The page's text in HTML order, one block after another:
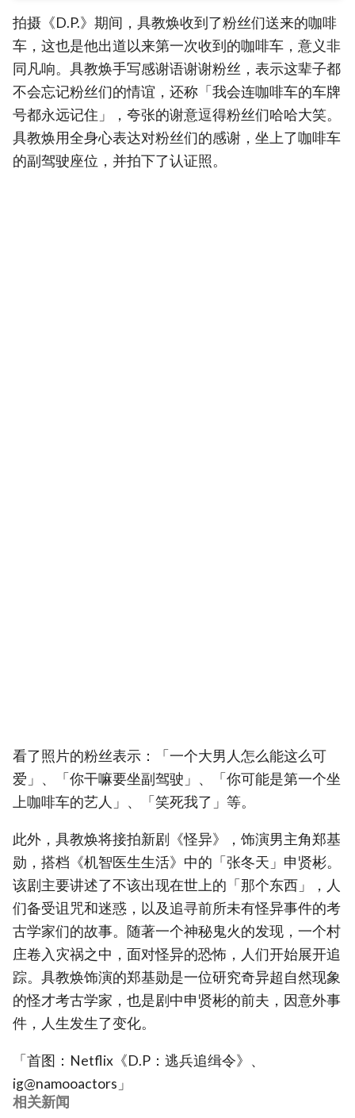
拍摄《D.P.》期间，具教焕收到了粉丝们送来的咖啡
车，这也是他出道以来第一次收到的咖啡车，意义非
同凡响。具教焕手写感谢语谢谢粉丝，表示这辈子都
不会忘记粉丝们的情谊，还称「我会连咖啡车的车牌
号都永远记住」，夸张的谢意逗得粉丝们哈哈大笑。
具教焕用全身心表达对粉丝们的感谢，坐上了咖啡车
的副驾驶座位，并拍下了认证照。
看了照片的粉丝表示：「一个大男人怎么能这么可
爱」、「你干嘛要坐副驾驶」、「你可能是第一个坐
上咖啡车的艺人」、「笑死我了」等。
此外，具教焕将接拍新剧《怪异》，饰演男主角郑基
勋，搭档《机智医生生活》中的「张冬天」申贤彬。
该剧主要讲述了不该出现在世上的「那个东西」，人
们备受诅咒和迷惑，以及追寻前所未有怪异事件的考
古学家们的故事。随著一个神秘鬼火的发现，一个村
庄卷入灾祸之中，面对怪异的恐怖，人们开始展开追
踪。具教焕饰演的郑基勋是一位研究奇异超自然现象
的怪才考古学家，也是剧中申贤彬的前夫，因意外事
件，人生发生了变化。
「首图：Netflix《D.P：逃兵追缉令》、
ig@namooactors」
相关新闻